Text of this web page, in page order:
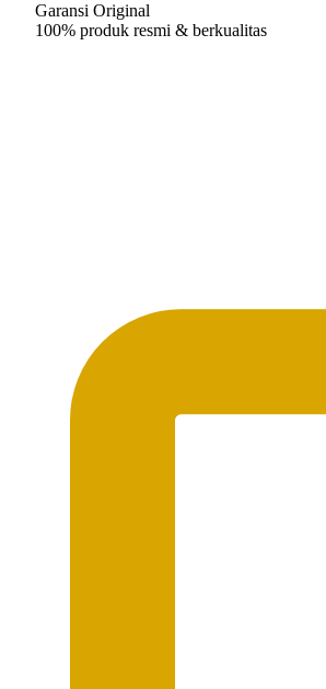
Garansi Original
100% produk resmi & berkualitas